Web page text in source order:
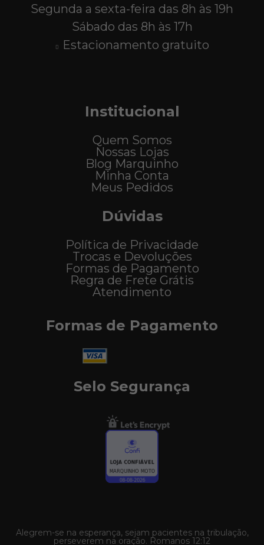
Segunda a sexta-feira das 8h às 19h
Sábado das 8h às 17h
Estacionamento gratuito
Institucional
Quem Somos
Nossas Lojas
Blog Marquinho
Minha Conta
Meus Pedidos
Dúvidas
Política de Privacidade
Trocas e Devoluções
Formas de Pagamento
Regra de Frete Grátis
Atendimento
Formas de Pagamento
Selo Segurança
Alegrem-se na esperança, sejam pacientes na tribulação,
perseverem na oração. Romanos 12:12